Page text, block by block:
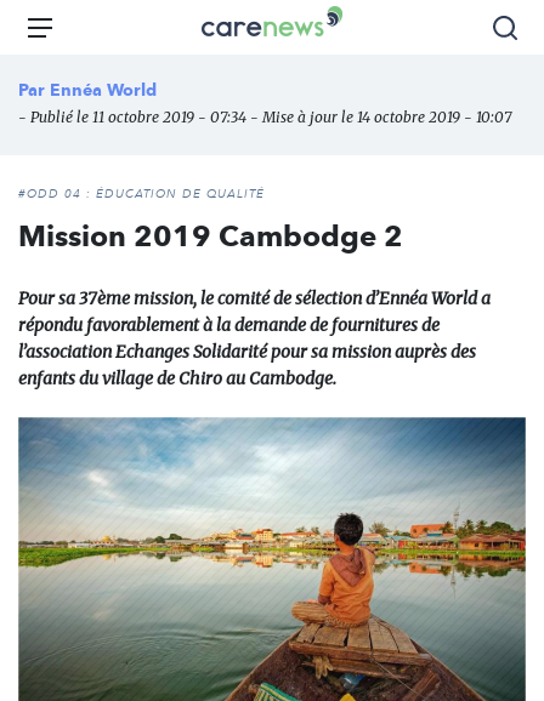
Aller
principal
Carenews,
des
l'engagement
Menu
Par Ennéa World
- Publié le 11 octobre 2019 - 07:34 - Mise à jour le 14 octobre 2019 - 10:07
#ODD 04 : ÉDUCATION DE QUALITÉ
Mission 2019 Cambodge 2
Pour sa 37ème mission, le comité de sélection d’Ennéa World a
répondu favorablement à la demande de fournitures de
l’association Echanges Solidarité pour sa mission auprès des
enfants du village de Chiro au Cambodge.